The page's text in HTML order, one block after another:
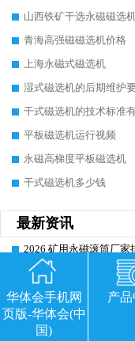
山西铁矿干选永磁磁选
青海高强磁磁选机价格
上海永磁式磁选机
干式磁选机的技术标准
平板磁选机运行视频
永磁高梯度平板磁选机
干式磁选机多少钱
最新资讯
2026 矿用永磁滚筒厂
2026 矿用永磁滚筒厂
2026 钛铁矿平板磁选机
2026 钛铁矿平板磁选机
华体会手机网
页版-华体会(中
国)
产